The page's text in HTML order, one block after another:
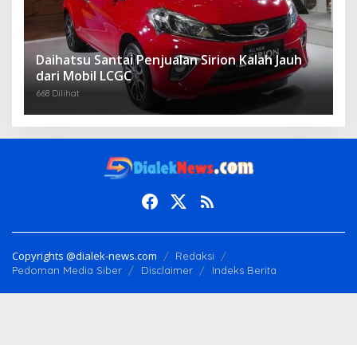
Daihatsu Santai Penjualan Sirion Kalah Jauh
dari Mobil LCGC
668 Dilihat
Copyrights @dialek-news.com
Redaksi
Pedoman Media Siber
Disclaimer Indeks Berita